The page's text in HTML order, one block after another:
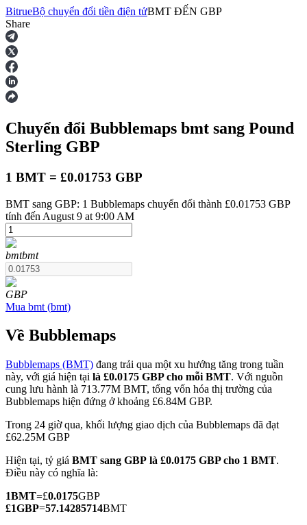
Hợp đồng tương lai
USDT Futures
COIN-M Futures
Futures sử dụng token làm tài sản thế chấp
TradFi
Phái sinh cổ phiếu, ngoại hối, kim loại quý và hàng hóa
BitrueBộ chuyển đổi tiền điện tửBMT ĐẾN GBP
Share
Chuyển đổi Bubblemaps bmt sang Pound
Sterling GBP
1 BMT = £0.01753 GBP
BMT sang GBP: 1 Bubblemaps chuyển đổi thành £0.01753 GBP
tính đến August 9 at 9:00 AM
bmtbmt
GBP
Mua bmt (bmt)
Về Bubblemaps
Bubblemaps (BMT) đang trải qua một xu hướng tăng trong tuần
này, với giá hiện tại là £0.0175 GBP cho mỗi BMT. Với nguồn
cung lưu hành là 713.77M BMT, tổng vốn hóa thị trường của
Bubblemaps hiện đứng ở khoảng £6.84M GBP.
Trong 24 giờ qua, khối lượng giao dịch của Bubblemaps đã đạt
£62.25M GBP
Hiện tại, tỷ giá BMT sang GBP là £0.0175 GBP cho 1 BMT.
Điều này có nghĩa là:
1BMT=£0.0175GBP
£1GBP=57.14285714BMT